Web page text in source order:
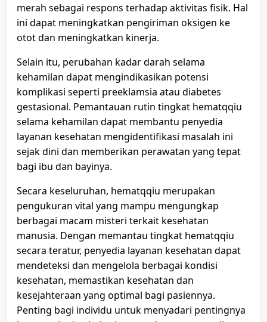
merah sebagai respons terhadap aktivitas fisik. Hal
ini dapat meningkatkan pengiriman oksigen ke
otot dan meningkatkan kinerja.
Selain itu, perubahan kadar darah selama
kehamilan dapat mengindikasikan potensi
komplikasi seperti preeklamsia atau diabetes
gestasional. Pemantauan rutin tingkat hematqqiu
selama kehamilan dapat membantu penyedia
layanan kesehatan mengidentifikasi masalah ini
sejak dini dan memberikan perawatan yang tepat
bagi ibu dan bayinya.
Secara keseluruhan, hematqqiu merupakan
pengukuran vital yang mampu mengungkap
berbagai macam misteri terkait kesehatan
manusia. Dengan memantau tingkat hematqqiu
secara teratur, penyedia layanan kesehatan dapat
mendeteksi dan mengelola berbagai kondisi
kesehatan, memastikan kesehatan dan
kesejahteraan yang optimal bagi pasiennya.
Penting bagi individu untuk menyadari pentingnya